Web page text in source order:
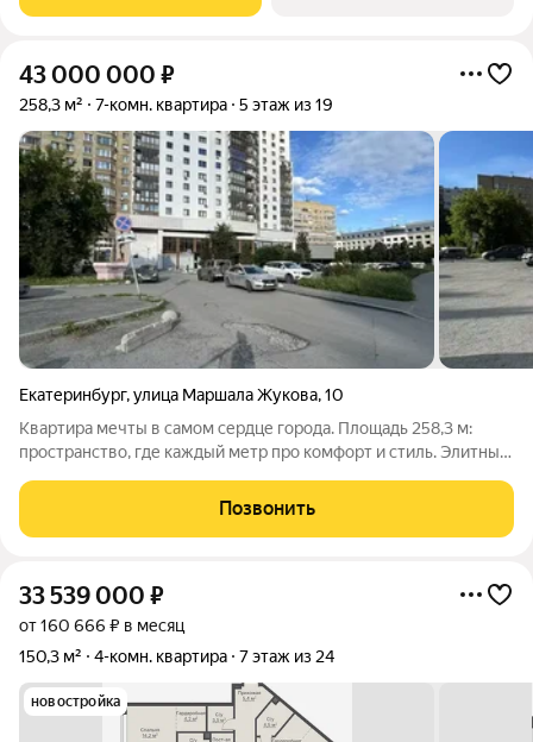
43 000 000 ₽
258,3 м² 7-комн. квартира 5 этаж из 19
Екатеринбург,улица Маршала Жукова,10
Квартира мечты в самом сердце города. Площадь 258,3 м:
пространство, где каждый метр про комфорт и стиль. Элитный
Создайте жизнь, которой хочется гордиться. ID объекта в
нашей базе: 7631
Позвонить
33 539 000 ₽
от 160 666 ₽ в месяц
150,3 м²
4-комн. квартира 7 этаж из 24
новостройка